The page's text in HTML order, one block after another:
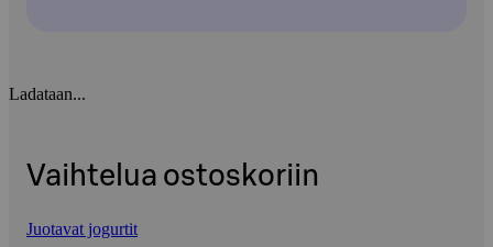
Ladataan...
Vaihtelua ostoskoriin
Juotavat jogurtit